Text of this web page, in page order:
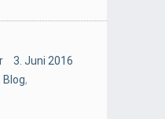
3. Juni 2016
Blog,